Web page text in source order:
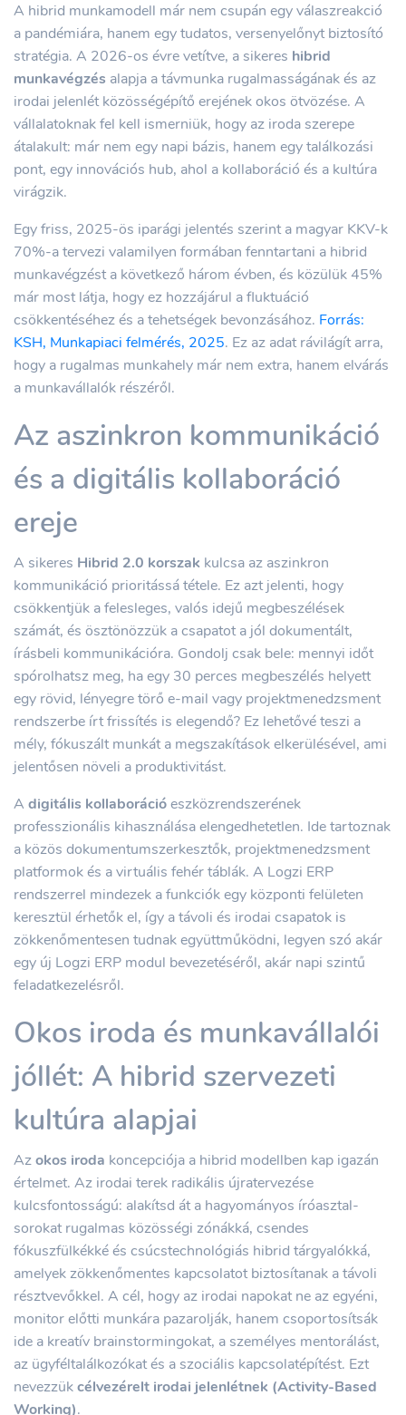
A hibrid munkamodell már nem csupán egy válaszreakció
a pandémiára, hanem egy tudatos, versenyelőnyt biztosító
stratégia. A 2026-os évre vetítve, a sikeres hibrid
munkavégzés alapja a távmunka rugalmasságának és az
irodai jelenlét közösségépítő erejének okos ötvözése. A
vállalatoknak fel kell ismerniük, hogy az iroda szerepe
átalakult: már nem egy napi bázis, hanem egy találkozási
pont, egy innovációs hub, ahol a kollaboráció és a kultúra
virágzik.
Egy friss, 2025-ös iparági jelentés szerint a magyar KKV-k
70%-a tervezi valamilyen formában fenntartani a hibrid
munkavégzést a következő három évben, és közülük 45%
már most látja, hogy ez hozzájárul a fluktuáció
csökkentéséhez és a tehetségek bevonzásához. Forrás:
KSH, Munkapiaci felmérés, 2025. Ez az adat rávilágít arra,
hogy a rugalmas munkahely már nem extra, hanem elvárás
a munkavállalók részéről.
Az aszinkron kommunikáció
és a digitális kollaboráció
ereje
A sikeres Hibrid 2.0 korszak kulcsa az aszinkron
kommunikáció prioritássá tétele. Ez azt jelenti, hogy
csökkentjük a felesleges, valós idejű megbeszélések
számát, és ösztönözzük a csapatot a jól dokumentált,
írásbeli kommunikációra. Gondolj csak bele: mennyi időt
spórolhatsz meg, ha egy 30 perces megbeszélés helyett
egy rövid, lényegre törő e-mail vagy projektmenedzsment
rendszerbe írt frissítés is elegendő? Ez lehetővé teszi a
mély, fókuszált munkát a megszakítások elkerülésével, ami
jelentősen növeli a produktivitást.
A digitális kollaborációeszközrendszerének
professzionális kihasználása elengedhetetlen. Ide tartoznak
a közös dokumentumszerkesztők, projektmenedzsment
platformok és a virtuális fehér táblák. A Logzi ERP
rendszerrel mindezek a funkciók egy központi felületen
keresztül érhetők el, így a távoli és irodai csapatok is
zökkenőmentesen tudnak együttműködni, legyen szó akár
egy új Logzi ERP modul bevezetéséről, akár napi szintű
feladatkezelésről.
Okos iroda és munkavállalói
jóllét: A hibrid szervezeti
kultúra alapjai
Azokos iroda koncepciója a hibrid modellben kap igazán
értelmet. Az irodai terek radikális újratervezése
kulcsfontosságú: alakítsd át a hagyományos íróasztal-
sorokat rugalmas közösségi zónákká, csendes
fókuszfülkékké és csúcstechnológiás hibrid tárgyalókká,
amelyek zökkenőmentes kapcsolatot biztosítanak a távoli
résztvevőkkel. A cél, hogy az irodai napokat ne az egyéni,
monitor előtti munkára pazarolják, hanem csoportosítsák
ide a kreatív brainstormingokat, a személyes mentorálást,
az ügyféltalálkozókat és a szociális kapcsolatépítést. Ezt
nevezzükcélvezérelt irodai jelenlétnek (Activity-Based
Working).